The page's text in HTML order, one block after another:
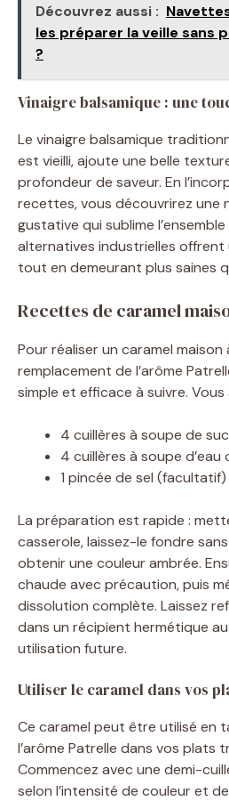
Découvrez aussi :
les préparer la veille sans
?
Vinaigre balsamique : une
Le vinaigre balsamique
est vieilli, ajoute une belle
profondeur de saveur. En
recettes, vous découvrirez une
gustative qui sublime
alternatives industrielles offrent
tout en demeurant plus saines
Recettes de caramel
Pour réaliser un caramel maison
remplacement de l’arôme
simple et efficace à suivre.
4 cuillères à soupe de
4 cuillères à soupe d’eau
1 pincée de sel (facultatif)
La préparation est rapide :
casserole, laissez-le fondre sans
obtenir une couleur ambrée.
chaude avec précaution, puis
dissolution complète. Laissez
dans un récipient hermétique
utilisation future.
Utiliser le caramel dans vos
Ce caramel peut être utilisé en
l’arôme Patrelle dans vos plats
Commencez avec une demi-
selon l’intensité de couleur et